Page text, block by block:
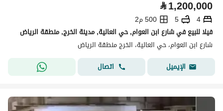
⃁1,200,000
4
5
500 م2
فيلا للبيع في شارع ابن العوام, حي العالية, مدينة الخرج, منطقة الرياض
شارع ابن العوام، حي العالية، الخرج منطقة الرياض
الإيميل
اتصال